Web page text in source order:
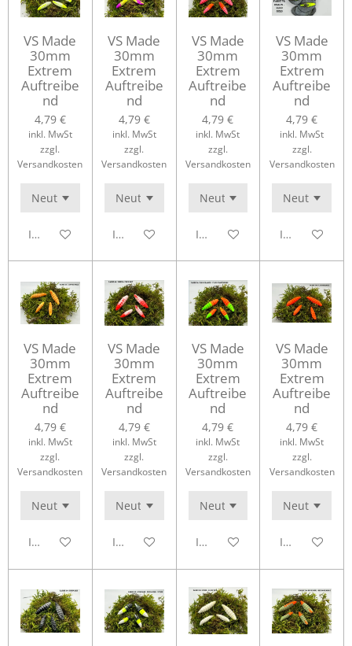
VS Made
30mm
Extrem
Auftreibe
nd
4,79 €
inkl. MwSt
zzgl.
Versandkosten
In den Warenkorb
VS Made
30mm
Extrem
Auftreibe
nd
4,79 €
inkl. MwSt
zzgl.
Versandkosten
In den Warenkorb
VS Made
30mm
Extrem
Auftreibe
nd
4,79 €
inkl. MwSt
zzgl.
Versandkosten
In den Warenkorb
VS Made
30mm
Extrem
Auftreibe
nd
4,79 €
inkl. MwSt
zzgl.
Versandkosten
In den
VS Made
30mm
Extrem
Auftreibe
nd
4,79 €
inkl. MwSt
zzgl.
Versandkosten
In den Warenkorb
VS Made
30mm
Extrem
Auftreibe
nd
4,79 €
inkl. MwSt
zzgl.
Versandkosten
In den Warenkorb
VS Made
30mm
Extrem
Auftreibe
nd
4,79 €
inkl. MwSt
zzgl.
Versandkosten
In den Warenkorb
VS Made
30mm
Extrem
Auftreibe
nd
4,79 €
inkl. MwSt
zzgl.
Versandkosten
In den